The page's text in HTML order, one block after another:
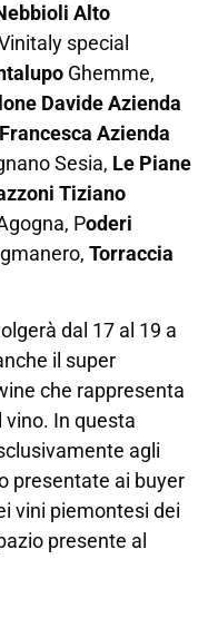
Alto
special
Ghemme,
Davide Azienda
Azienda
Sesia, Le Piane
Tiziano
Poderi
Torraccia
dal 17 al 19 a
il super
che rappresenta
In questa
agli
presentate ai buyer
vini piemontesi dei
presente al